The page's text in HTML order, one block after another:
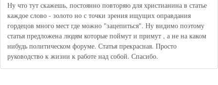
Ну что тут скажешь, постоянно повторяю для христианина в статье
каждое слово - золото но с точки зрения ищущих оправдания
гордецов много мест где можно "зацепиться". Ну видимо поэтому
статья предложена людям которые поймут и примут , а не на каком
нибудь политическом форуме. Статья прекрасная. Просто
руководство к жизни к работе над собой. Спасибо.